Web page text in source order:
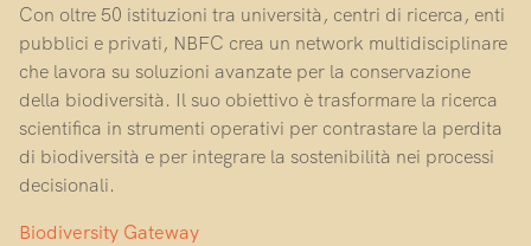
Con oltre 50 istituzioni tra università, centri di ricerca, enti
pubblici e privati, NBFC crea un network multidisciplinare
che lavora su soluzioni avanzate per la conservazione
della biodiversità. Il suo obiettivo è trasformare la ricerca
scientifica in strumenti operativi per contrastare la perdita
di biodiversità e per integrare la sostenibilità nei processi
decisionali.
Biodiversity Gateway